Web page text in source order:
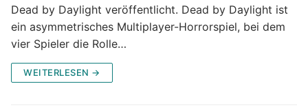
Dead by Daylight veröffentlicht. Dead by Daylight ist
ein asymmetrisches Multiplayer-Horrorspiel, bei dem
vier Spieler die Rolle…
WEITERLESEN →